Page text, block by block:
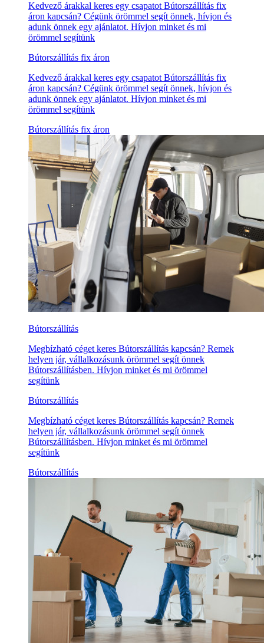
Kedvező árakkal keres egy csapatot Bútorszállítás fix
áron kapcsán? Cégünk örömmel segít önnek, hívjon és
adunk önnek egy ajánlatot. Hívjon minket és mi
örömmel segítünk
Bútorszállítás fix áron
Kedvező árakkal keres egy csapatot Bútorszállítás fix
áron kapcsán? Cégünk örömmel segít önnek, hívjon és
adunk önnek egy ajánlatot. Hívjon minket és mi
örömmel segítünk
Bútorszállítás fix áron
Bútorszállítás
Megbízható céget keres Bútorszállítás kapcsán? Remek
helyen jár, vállalkozásunk örömmel segít önnek
Bútorszállításben. Hívjon minket és mi örömmel
segítünk
Bútorszállítás
Megbízható céget keres Bútorszállítás kapcsán? Remek
helyen jár, vállalkozásunk örömmel segít önnek
Bútorszállításben. Hívjon minket és mi örömmel
segítünk
Bútorszállítás